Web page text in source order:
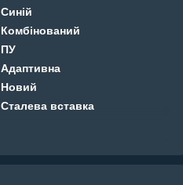
Синій
Комбінований
ПУ
Адаптивна
Новий
Сталева вставка